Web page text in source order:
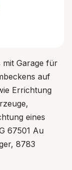
mit Garage für
auf
Errichtung
eines
67501 Au
8783